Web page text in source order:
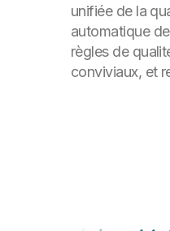
unifiée de la
automatique
règles de
conviviaux, et